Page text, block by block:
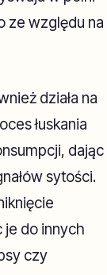
ze względu na
działa na
łuskania
dając
sytości.
je do innych
czy